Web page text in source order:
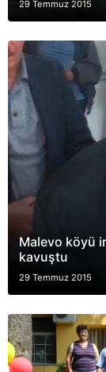
29 Temmuz 2015
Malevo köyü
kavuştu
29 Temmuz 2015